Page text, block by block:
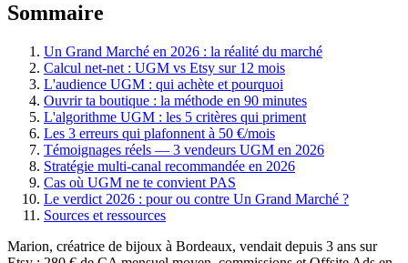
Sommaire
Un Grand Marché en 2026 : la réalité du marché
Calcul net-net : UGM vs Etsy sur 12 mois
L'audience UGM : qui achète et pourquoi
Ouvrir ta boutique : la méthode en 90 minutes
L'algorithme UGM : les 5 critères qui priment
Les 3 erreurs qui plafonnent à 50 €/mois
Témoignages réels — 3 vendeurs UGM en 2026
Stratégie multi-canal recommandée en 2026
Cas où UGM ne te convient PAS
Le verdict 2026 : pour ou contre Un Grand Marché ?
Sources et ressources
Marion, créatrice de bijoux à Bordeaux, vendait depuis 3 ans sur